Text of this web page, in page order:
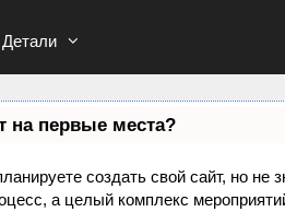
Детали
на первые места?
создать свой сайт, но не
а целый комплекс